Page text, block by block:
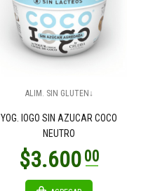
ALIM. SIN GLUTEN↓
YOG. IOGO SIN AZUCAR COCO
NEUTRO